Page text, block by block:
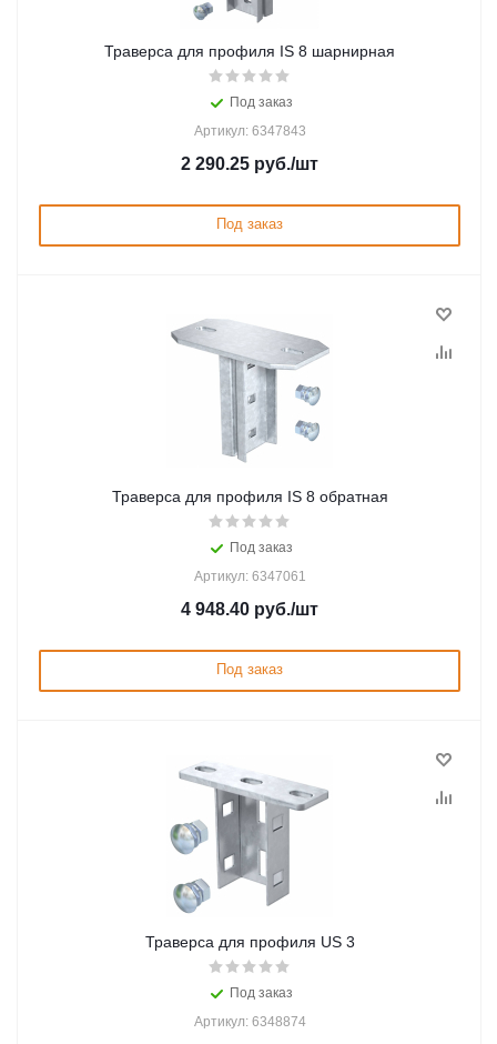
Траверса для профиля IS 8 шарнирная
Под заказ
Артикул: 6347843
2 290.25 руб./шт
Под заказ
Траверса для профиля IS 8 обратная
Под заказ
Артикул: 6347061
4 948.40 руб./шт
Под заказ
Траверса для профиля US 3
Под заказ
Артикул: 6348874